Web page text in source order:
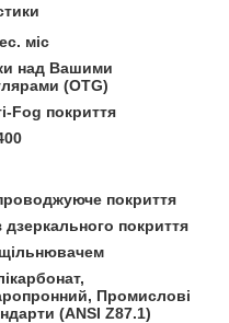
міс
над Вашими
(OTG)
Fog покриття
покриття
дзеркального покриття
Промислові
(ANSI Z87.1)